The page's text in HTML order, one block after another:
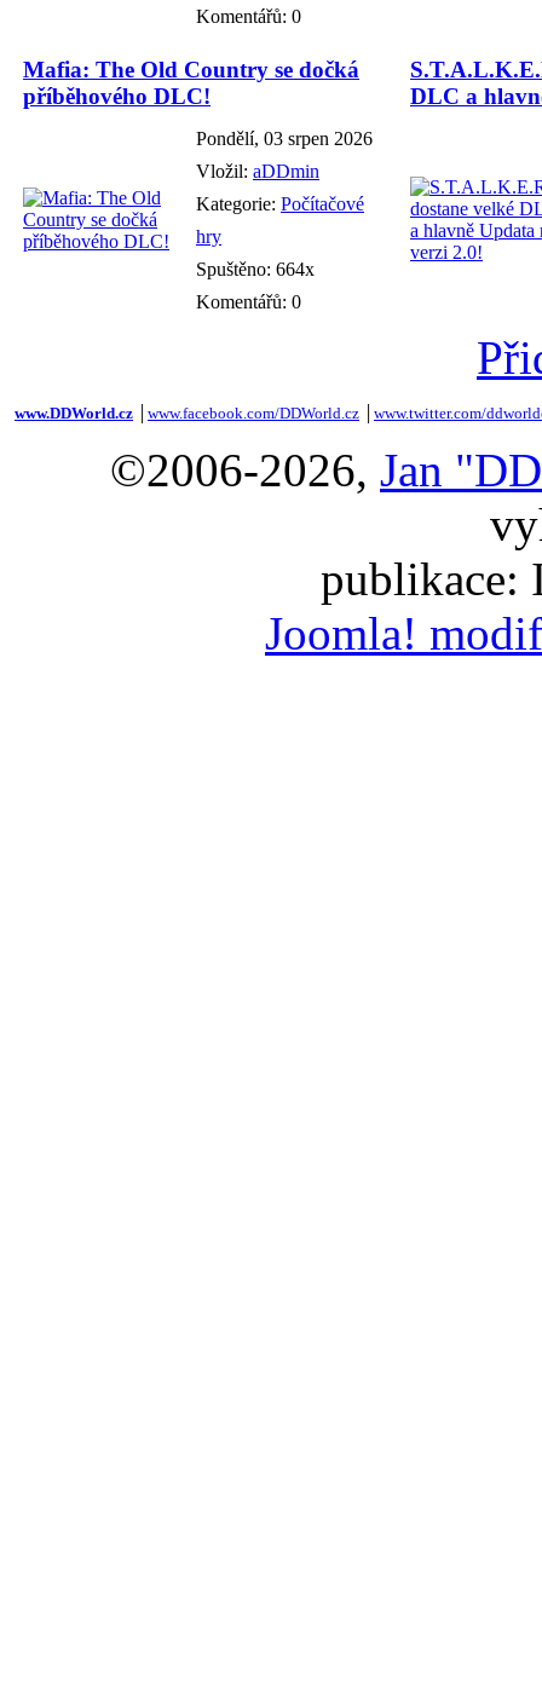
Komentářů: 0
Mafia: The Old Country se dočká
příběhového DLC!
Pondělí, 03 srpen 2026
Vložil: aDDmin
Kategorie: Počítačové
hry
Spuštěno: 664x
Komentářů: 0
DLC a
www.DDWorld.cz www.facebook.com/DDWorld.cz www.twitter.com/
©2006-2026, Jan
publikace:
Joomla!